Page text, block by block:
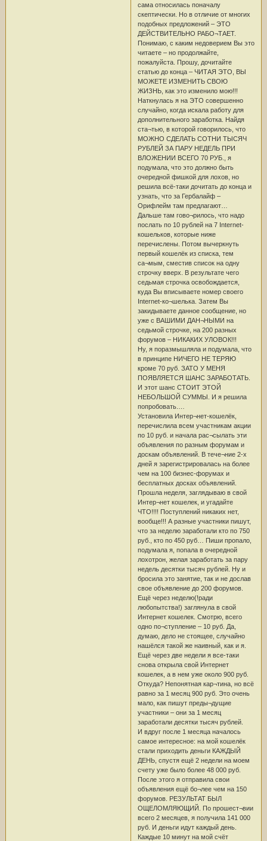
сама относилась поначалу
скептически. Но в отличие от многих
подобных предложений – ЭТО
ДЕЙСТВИТЕЛЬНО РАБО¬ТАЕТ.
Понимаю, с каким недоверием Вы это
читаете – но продолжайте,
пожалуйста. Прошу, дочитайте
статью до конца – ЧИТАЯ ЭТО, ВЫ
МОЖЕТЕ ИЗМЕНИТЬ СВОЮ
ЖИЗНЬ, как это изменило мою!!!
Наткнулась я на ЭТО совершенно
случайно, когда искала работу для
дополнительного заработка. Найдя
ста¬тью, в которой говорилось, что
МОЖНО СДЕЛАТЬ СОТНИ ТЫСЯЧ
РУБЛЕЙ ЗА ПАРУ НЕДЕЛЬ ПРИ
ВЛОЖЕНИИ ВСЕГО 70 РУБ., я
подумала, что это должно быть
очередной фишкой для лохов, но
решила всё-таки дочитать до конца и
узнать, что за Гербалайф –
Орифлейм там предлагают…
Дальше там гово¬рилось, что надо
послать по 10 рублей на 7 Internet-
кошельков, которые ниже
перечислены. Потом вычеркнуть
первый кошелёк из списка, тем
са¬мым, сместив список на одну
строчку вверх. В результате чего
седьмая строчка освобождается,
куда Вы вписываете номер своего
Internet-ко¬шелька. Затем Вы
закидываете данное сообщение, но
уже с ВАШИМИ ДАН¬НЫМИ на
седьмой строчке, на 200 разных
форумов – НИКАКИХ УЛОВОК!!!
Ну, я поразмышляла и подумала, что
в принципе НИЧЕГО НЕ ТЕРЯЮ
кроме 70 руб. ЗАТО У МЕНЯ
ПОЯВЛЯЕТСЯ ШАНС ЗАРАБОТАТЬ.
И этот шанс СТОИТ ЭТОЙ
НЕБОЛЬШОЙ СУММЫ. И я решила
попробовать.…
Установила Интер¬нет-кошелёк,
перечислила всем участникам акции
по 10 руб. и начала рас¬сылать эти
объявления по разным форумам и
доскам объявлений. В тече¬ние 2-х
дней я зарегистрировалась на более
чем на 100 бизнес-форумах и
бесплатных досках объявлений.
Прошла неделя, заглядываю в свой
Интер¬нет кошелек, и угадайте
ЧТО!!!! Поступлений никаких нет,
вообще!!! А разные участники пишут,
что за неделю заработали кто по 750
руб., кто по 450 руб… Пиши пропало,
подумала я, попала в очередной
лохотрон, желая заработать за пару
недель десятки тысяч рублей. Ну и
бросила это занятие, так и не дослав
свое объявление до 200 форумов.
Ещё через неделю(!ради
любопытства!) заглянула в свой
Интернет кошелек. Смотрю, всего
одно по¬ступление – 10 руб. Да,
думаю, дело не стоящее, случайно
нашёлся такой же наивный, как и я.
Ещё через две недели я все-таки
снова открыла свой Интернет
кошелек, а в нем уже около 900 руб.
Откуда? Непонятная кар¬тина, но всё
равно за 1 месяц 900 руб. Это очень
мало, как пишут преды¬дущие
участники – они за 1 месяц
заработали десятки тысяч рублей.
И вдруг после 1 месяца началось
самое интересное: на мой кошелёк
стали приходить деньги КАЖДЫЙ
ДЕНЬ, спустя ещё 2 недели на моем
счету уже было более 48 000 руб.
После этого я отправила свои
объявления ещё бо¬лее чем на 150
форумов. РЕЗУЛЬТАТ БЫЛ
ОЩЕЛОМЛЯЮЩИЙ. По прошест¬вии
всего 2 месяцев, я получила 141 000
руб. И деньги идут каждый день.
Каждые 10 минут на мой счёт